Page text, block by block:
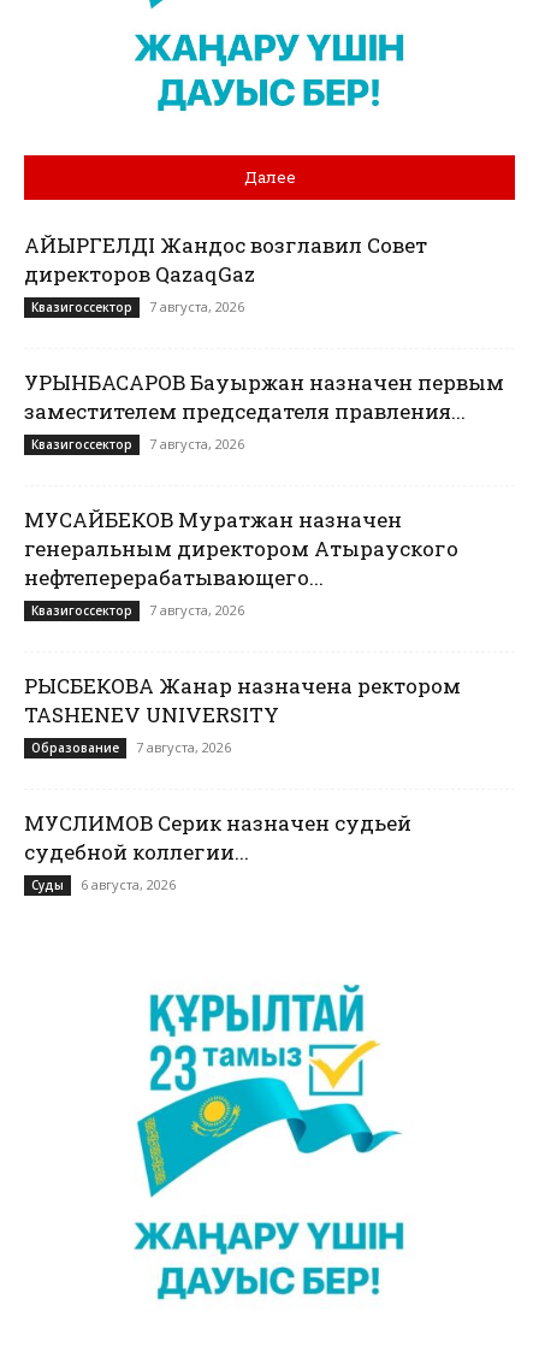
Далее
ҚАЙЫРГЕЛДІ Жандос возглавил Совет
директоров QazaqGaz
Квазигоссектор 7 августа, 2026
УРЫНБАСАРОВ Бауыржан назначен первым
заместителем председателя правления...
Квазигоссектор 7 августа, 2026
МУСАЙБЕКОВ Муратжан назначен
генеральным директором Атырауского
нефтеперерабатывающего...
Квазигоссектор 7 августа, 2026
РЫСБЕКОВА Жанар назначена ректором
TASHENEV UNIVERSITY
Образование 7 августа, 2026
МУСЛИМОВ Серик назначен судьей
судебной коллегии...
Суды 6 августа, 2026